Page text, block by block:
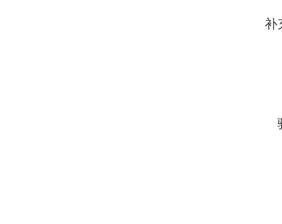
补